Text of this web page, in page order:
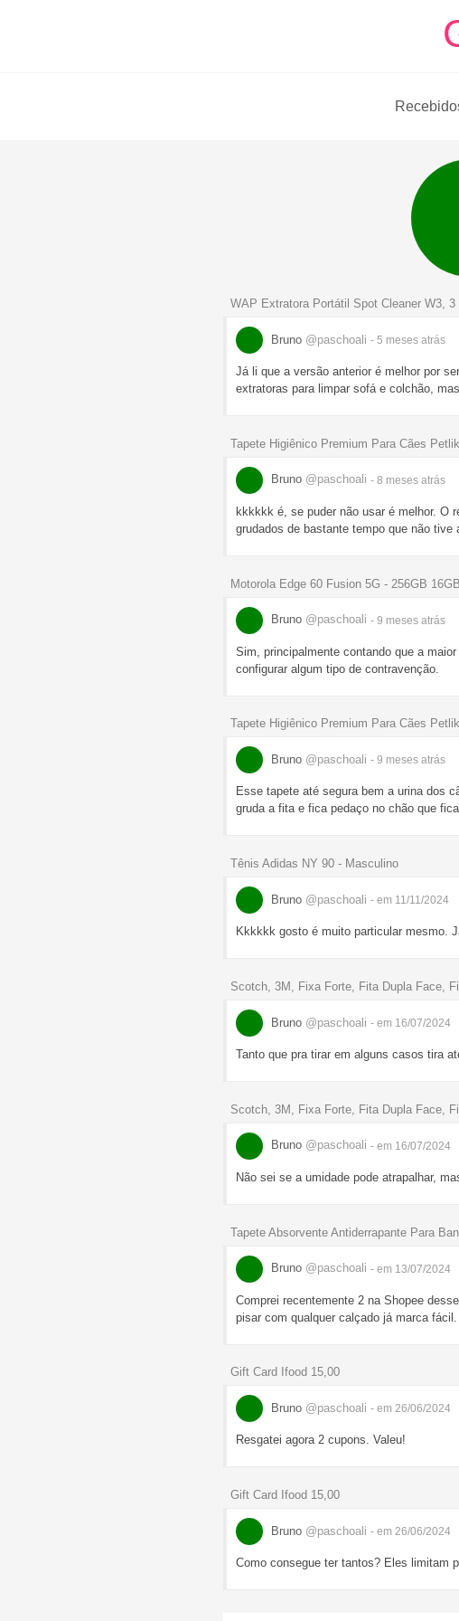
WAP Extratora Portátil Spot Cleaner W3,
Bruno @paschoali - 5 meses atrás
Já li que a versão anterior é melhor por
extratoras para limpar sofá e colchão,
Tapete Higiênico Premium Para Cães
Bruno @paschoali - 8 meses atrás
kkkkkk é, se puder não usar é melhor. O
grudados de bastante tempo que não
Motorola Edge 60 Fusion 5G - 256GB 16GB
Bruno @paschoali - 9 meses atrás
Sim, principalmente contando que a
configurar algum tipo de contravenção.
Tapete Higiênico Premium Para Cães
Bruno @paschoali - 9 meses atrás
Esse tapete até segura bem a urina dos
gruda a fita e fica pedaço no chão que
Tênis Adidas NY 90 - Masculino
Bruno @paschoali - em 11/11/2024
Kkkkkk gosto é muito particular mesmo.
Scotch, 3M, Fixa Forte, Fita Dupla Face,
Bruno @paschoali - em 16/07/2024
Tanto que pra tirar em alguns casos tira
Scotch, 3M, Fixa Forte, Fita Dupla Face,
Bruno @paschoali - em 16/07/2024
Não sei se a umidade pode atrapalhar,
Tapete Absorvente Antiderrapante Para
Bruno @paschoali - em 13/07/2024
Comprei recentemente 2 na Shopee
pisar com qualquer calçado já marca fácil.
Gift Card Ifood 15,00
Bruno @paschoali - em 26/06/2024
Resgatei agora 2 cupons. Valeu!
Gift Card Ifood 15,00
Bruno @paschoali - em 26/06/2024
Como consegue ter tantos? Eles limitam